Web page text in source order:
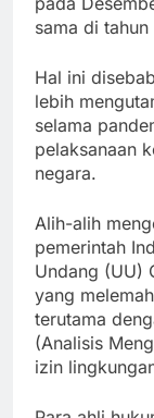
sama di tahun
Hal ini
lebih
selama
pelaksanaan
negara.
Alih-alih
pemerintah
Undang (UU)
yang
terutama
(Analisis
izin